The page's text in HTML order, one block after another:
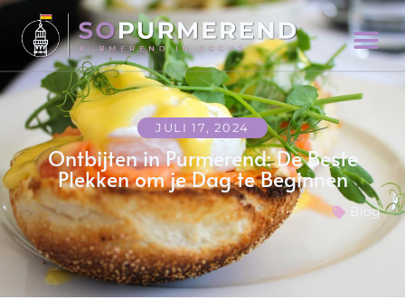
JULI 17, 2024
Ontbijten in Purmerend: De Beste
Plekken om je Dag te Beginnen
Blog